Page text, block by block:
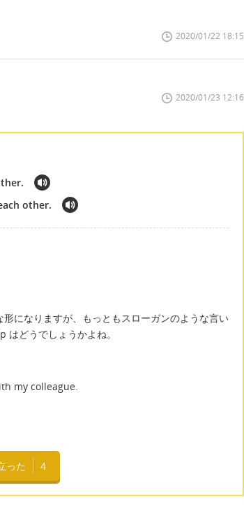
2020/01/22 18:15
2020/01/23 12:16
other.
になりますが、もっともスローガンのような言い
どうでしょうかよね。
my colleague.
った 4